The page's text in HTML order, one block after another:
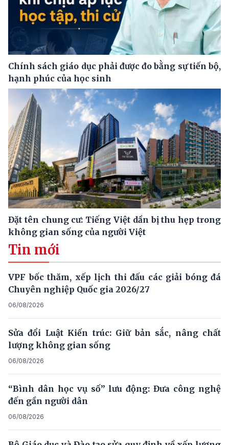
Chính sách giáo dục phải được đo bằng sự tiến bộ,
hạnh phúc của học sinh
Đặt tên chung cư: Tiếng Việt dần bị thu hẹp trong
không gian sống của người Việt
Tin mới
VPF bốc thăm, xếp lịch thi đấu các giải bóng đá
Chuyên nghiệp Quốc gia 2026/27
06/08/2026
Sửa đổi Luật Kiến trúc: Giữ bản sắc, nâng chất
lượng không gian sống
06/08/2026
“Bình dân học vụ số” lưu động: Đưa công nghệ
đến gần người dân
06/08/2026